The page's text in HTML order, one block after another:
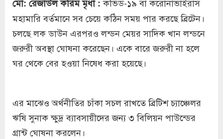
মো: রেজাউল করিম মৃধা :
মহামারি বর্তমানে সব চেয়ে কঠিন সময় পার করছে ব্রিটেন।
চলছে লক ডাউন এরপরও লন্ডন মেয়র সাদিক খান লন্ডনে
জরুরী অবস্থা ঘোষনা করেছেন। একে বারে জরুরী না হলে
ঘর থেকে বের হওয়া নিষেধ করা হয়েছে।
এর মাঝেও অর্থনীতির চাঁকা সচল রাখতে ব্রিটিশ চ্যাঞ্চেলর
ঋষি সুনাক ক্ষুদ্র ব্যাবসায়ীদের জন্য ৩ বিলিয়ন পাউন্ডের
গ্রান্ট ঘোষনা করলেন।